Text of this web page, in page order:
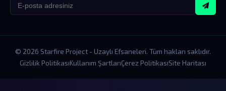
© 2026 Starfire Project - Uzaylı Efsaneleri. Tüm hakları saklıdır.
Gizlilik PolitikasıKullanım ŞartlarıÇerez PolitikasıSite Haritası